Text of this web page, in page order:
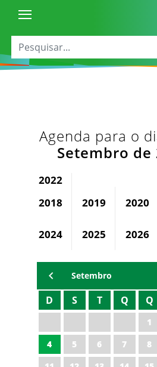
Agenda para o
Setembro de
2022
2018
2019 2020
2024 2025 2026
Setembro
D S T Q Q
1
4
5 6 7 8